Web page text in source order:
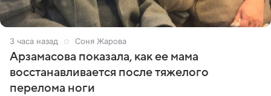
3 часа назад Соня Жарова
Арзамасова показала, как ее мама
восстанавливается после тяжелого
перелома ноги